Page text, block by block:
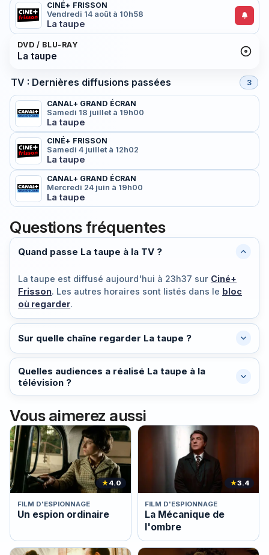
CINÉ+ FRISSON
Vendredi 14 août à 10h58
La taupe
DVD / BLU-RAY
La taupe
TV : Dernières diffusions passées 3
CANAL+ GRAND ÉCRAN
Samedi 18 juillet à 19h00
La taupe
CINÉ+ FRISSON
Samedi 4 juillet à 12h02
La taupe
CANAL+ GRAND ÉCRAN
Mercredi 24 juin à 19h00
La taupe
Questions fréquentes
Quand passe La taupe à la TV ?
La taupe est diffusé aujourd'hui à 23h37 sur Ciné+
Frisson. Les autres horaires sont listés dans le bloc
où regarder.
Sur quelle chaîne regarder La taupe ?
Quelles audiences a réalisé La taupe à la
télévision ?
Vous aimerez aussi
★4.0
FILM D'ESPIONNAGE
Un espion ordinaire
★3.4
FILM D'ESPIONNAGE
La Mécanique de
l'ombre